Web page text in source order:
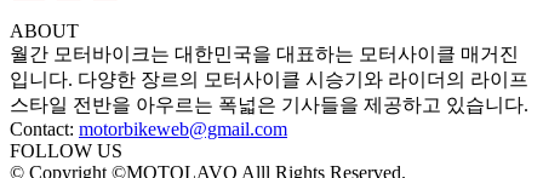
ABOUT
월간 모터바이크는 대한민국을 대표하는 모터사이클 매거진
입니다. 다양한 장르의 모터사이클 시승기와 라이더의 라이프
스타일 전반을 아우르는 폭넓은 기사들을 제공하고 있습니다.
Contact: motorbikeweb@gmail.com
FOLLOW US
© Copyright ©MOTOLAVO Alll Rights Reserved.